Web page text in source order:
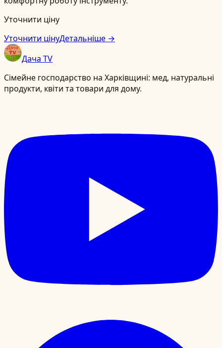
Уточнити ціну
Уточнити цінуДетальніше →
Дача TV
Сімейне господарство на Харківщині: мед, натуральні
продукти, квіти та товари для дому.